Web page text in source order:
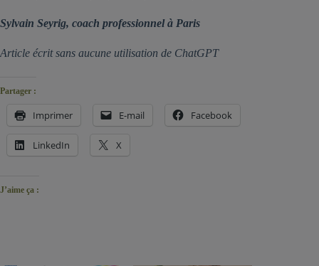
Sylvain Seyrig, coach professionnel à Paris
Article écrit sans aucune utilisation de ChatGPT
Partager :
Imprimer E-mail Facebook
LinkedIn X
J’aime ça :